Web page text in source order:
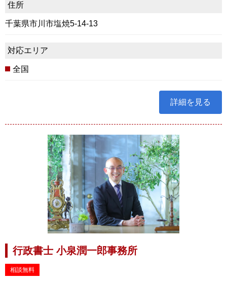
住所
千葉県市川市塩焼5-14-13
対応エリア
全国
詳細を見る
行政書士 小泉潤一郎事務所
相談無料